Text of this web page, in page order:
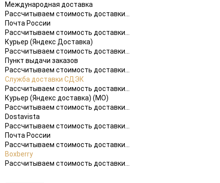
Международная доставка
Рассчитываем стоимость доставки...
Почта России
Рассчитываем стоимость доставки...
Курьер (Яндекс Доставка)
Рассчитываем стоимость доставки...
Пункт выдачи заказов
Рассчитываем стоимость доставки...
Служба доставки СДЭК
Рассчитываем стоимость доставки...
Курьер (Яндекс доставка) (МО)
Рассчитываем стоимость доставки...
Dostavista
Рассчитываем стоимость доставки...
Почта России
Рассчитываем стоимость доставки...
Boxberry
Рассчитываем стоимость доставки...